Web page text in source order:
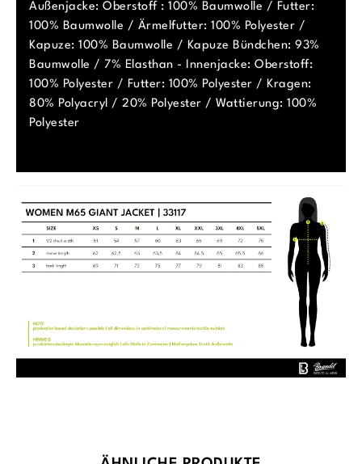
Außenjacke: Oberstoff : 100% Baumwolle / Futter:
100% Baumwolle / Ärmelfutter: 100% Polyester /
Kapuze: 100% Baumwolle / Kapuze Bündchen: 93%
Baumwolle / 7% Elasthan - Innenjacke: Oberstoff:
100% Polyester / Futter: 100% Polyester / Kragen:
80% Polyacryl / 20% Polyester / Wattierung: 100%
Polyester
Produktgalerie überspringen